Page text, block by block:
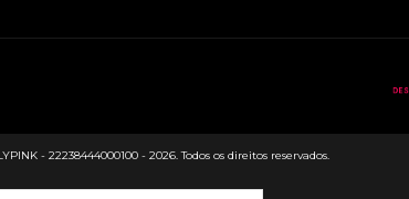
- 22238444000100 - 2026. Todos os direitos reservados.